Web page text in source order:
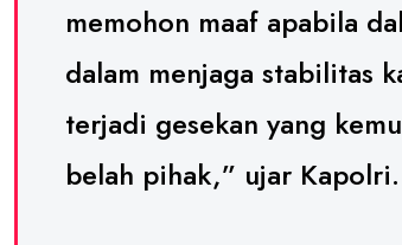
memohon maaf apabila
dalam menjaga stabilitas
terjadi gesekan yang
belah pihak,” ujar Kapolri.